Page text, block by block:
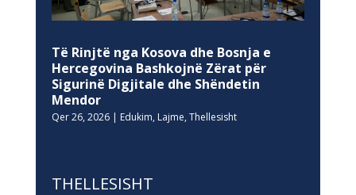
Të Rinjtë nga Kosova dhe Bosnja e
Hercegovina Bashkojnë Zërat për
Sigurinë Digjitale dhe Shëndetin
Mendor
Qer 26, 2026| Edukim, Lajme, Thellesisht
THELLESISHT